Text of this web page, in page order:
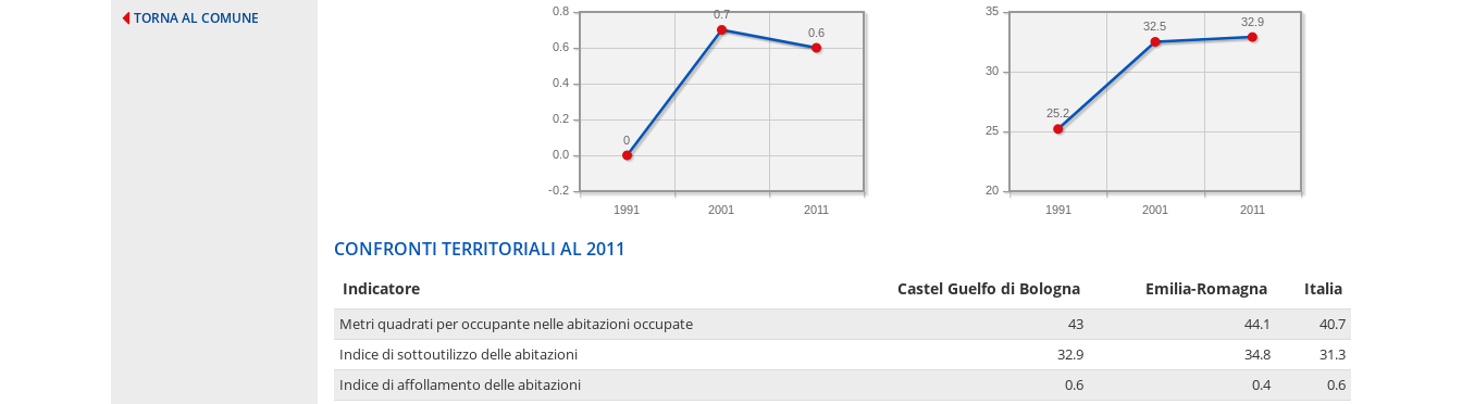
TORNA AL COMUNE
1991 2001 2011
-0.2
0.0
0.2
0.4
0.6
0.8
0.6
0.7
0
1991 2001 2011
20
25
30
35
32.9
32.5
25.2
CONFRONTI TERRITORIALI AL 2011
Indicatore Castel Guelfo di Bologna Emilia-Romagna Italia
Metri quadrati per occupante nelle abitazioni occupate 43 44.1
40.7
Indice di sottoutilizzo delle abitazioni
32.9 34.8
31.3
Indice di affollamento delle abitazioni
0.6 0.4
0.6